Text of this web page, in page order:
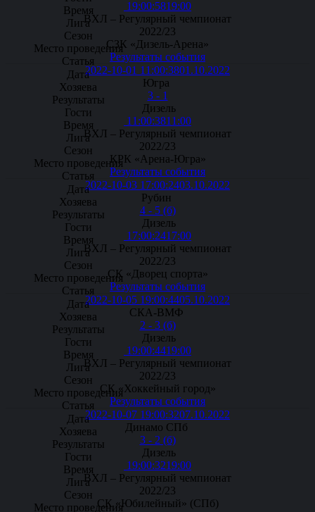
19:00:5819:00
ВХЛ – Регулярный чемпионат
2022/23
СЗК «Дизель-Арена»
Результаты события
2022-10-01 11:00:3801.10.2022
Югра
3 - 1
Дизель
11:00:3811:00
ВХЛ – Регулярный чемпионат
2022/23
КРК «Арена-Югра»
Результаты события
2022-10-03 17:00:2403.10.2022
Рубин
4 - 5 (б)
Дизель
17:00:2417:00
ВХЛ – Регулярный чемпионат
2022/23
СК «Дворец спорта»
Результаты события
2022-10-05 19:00:4405.10.2022
СКА-ВМФ
2 - 3 (б)
Дизель
19:00:4419:00
ВХЛ – Регулярный чемпионат
2022/23
СК «Хоккейный город»
Результаты события
2022-10-07 19:00:3207.10.2022
Динамо СПб
3 - 2 (б)
Дизель
19:00:3219:00
ВХЛ – Регулярный чемпионат
2022/23
СК «Юбилейный» (СПб)